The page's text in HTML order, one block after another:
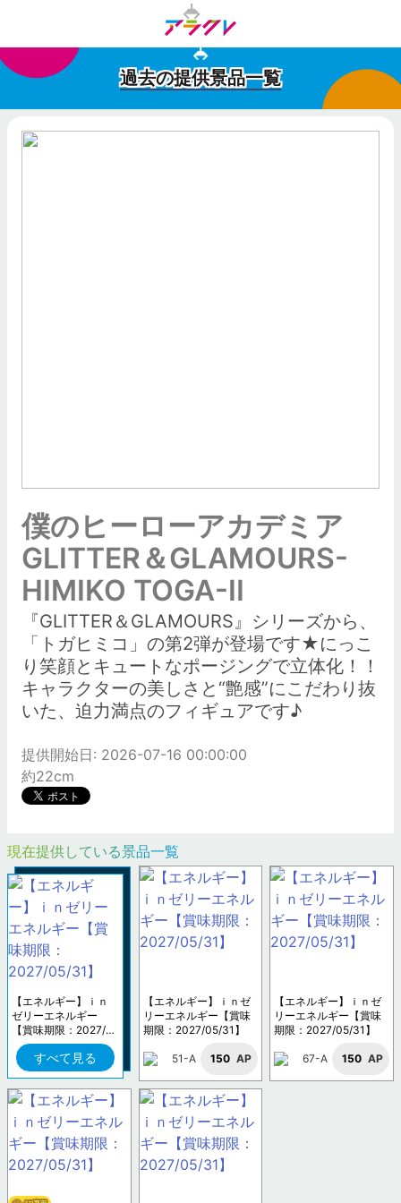
過去の提供景品一覧
僕のヒーローアカデミア
GLITTER＆GLAMOURS-
HIMIKO TOGA-II
『GLITTER＆GLAMOURS』シリーズから、
「トガヒミコ」の第2弾が登場です★にっこ
り笑顔とキュートなポージングで立体化！！
キャラクターの美しさと“艶感”にこだわり抜
いた、迫力満点のフィギュアです♪
提供開始日: 2026-07-16 00:00:00
約22cm
現在提供している景品一覧
【エネルギー】ｉｎ
ゼリーエネルギー
【賞味期限：2027/0
5/31】
すべて見る
【エネルギー】ｉｎゼ
リーエネルギー【賞味
期限：2027/05/31】
51-A 150 AP
【エネルギー】ｉｎゼ
リーエネルギー【賞味
期限：2027/05/31】
67-A 150 AP